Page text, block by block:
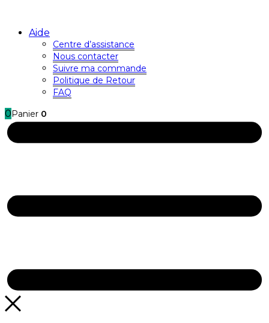
Aide
Centre d’assistance
Nous contacter
Suivre ma commande
Politique de Retour
FAQ
0 Panier 0